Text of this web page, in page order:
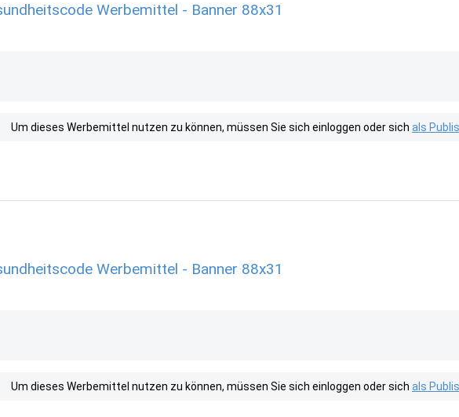
Werbemittel - Banner 88x31
Um dieses Werbemittel nutzen zu können, müssen Sie sich einloggen oder sich als
Werbemittel - Banner 88x31
Um dieses Werbemittel nutzen zu können, müssen Sie sich einloggen oder sich als